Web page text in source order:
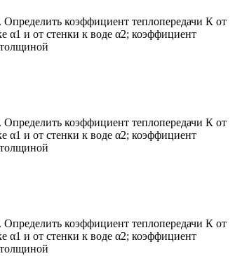
коэффициент теплопередачи К от
α1 и от стенки к воде α2; коэффициент
коэффициент теплопередачи К от
α1 и от стенки к воде α2; коэффициент
коэффициент теплопередачи К от
α1 и от стенки к воде α2; коэффициент